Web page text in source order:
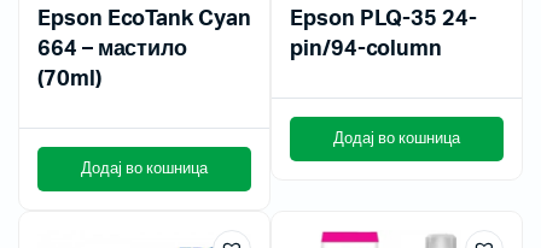
Epson EcoTank Cyan
664 – мастило
(70ml)
Додај во кошница
Epson PLQ-35 24-
pin/94-column
Додај во кошница